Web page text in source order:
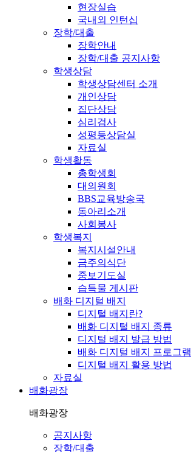
현장실습
국내외 인턴십
장학/대출
장학안내
장학/대출 공지사항
학생상담
학생상담센터 소개
개인상담
집단상담
심리검사
성평등상담실
자료실
학생활동
총학생회
대의원회
BBS교육방송국
동아리소개
사회봉사
학생복지
복지시설안내
금주의식단
중보기도실
습득물 게시판
배화 디지털 배지
디지털 배지란?
배화 디지털 배지 종류
디지털 배지 발급 방법
배화 디지털 배지 프로그램
디지털 배지 활용 방법
자료실
배화광장
배화광장
공지사항
장학/대출